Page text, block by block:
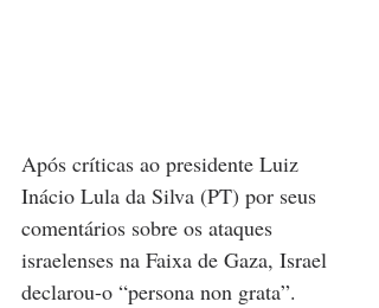
Após críticas ao presidente Luiz
Inácio Lula da Silva (PT) por seus
comentários sobre os ataques
israelenses na Faixa de Gaza, Israel
declarou-o “persona non grata”.